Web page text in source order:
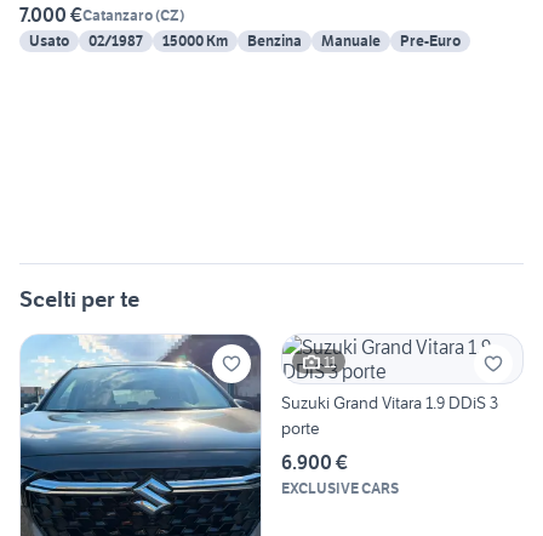
7.000 €Catanzaro(CZ)
Usato
02/1987 15000 Km Benzina Manuale Pre-Euro
Scelti per te
11
Suzuki Grand Vitara 1.9 DDiS 3
porte
6.900 €
EXCLUSIVE CARS